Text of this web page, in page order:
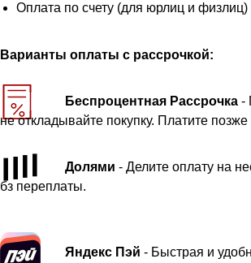
Оплата по счету (для юрлиц и физлиц)
Варианты оплаты с рассрочкой:
Беспроцентная Рассрочка -
не откладывайте покупку. Платите
Долями - Делите оплату на
бз переплаты.
Яндекс Пэй - Быстрая и